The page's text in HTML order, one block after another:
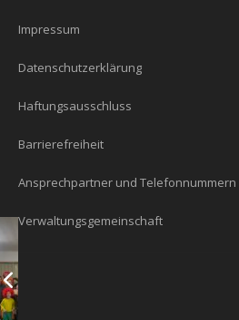
Impressum
Datenschutzerklärung
Haftungsausschluss
Barrierefreiheit
Ansprechpartner und Telefonnummern
Verwaltungsgemeinschaft